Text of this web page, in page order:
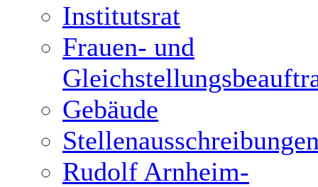
Institutsrat
Frauen- und
Gebäude
Rudolf Arnheim-